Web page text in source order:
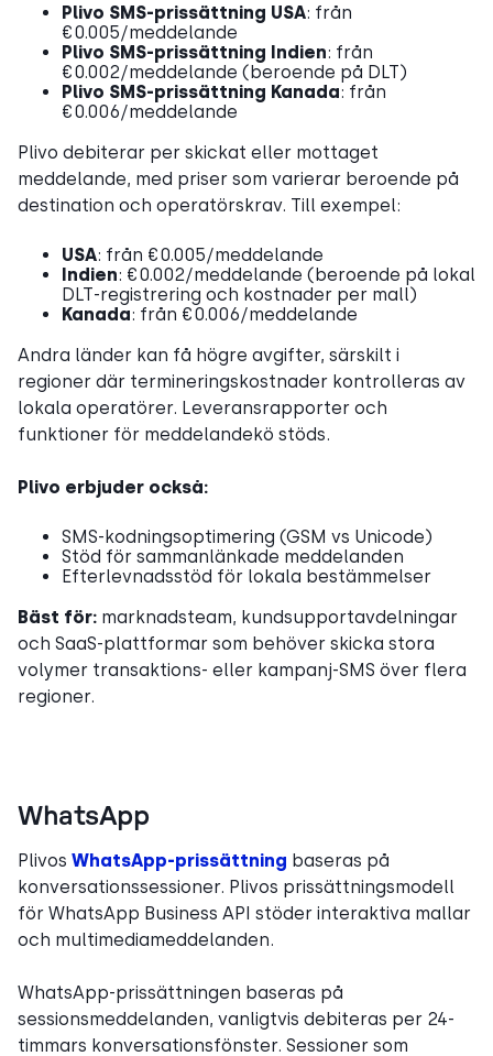
Plivo SMS-prissättning USA: från
€0.005/meddelande
Plivo SMS-prissättning Indien: från
€0.002/meddelande (beroende på DLT)
Plivo SMS-prissättning Kanada: från
€0.006/meddelande
Plivo debiterar per skickat eller mottaget
meddelande, med priser som varierar beroende på
destination och operatörskrav. Till exempel:
USA: från €0.005/meddelande
Indien: €0.002/meddelande (beroende på lokal
DLT-registrering och kostnader per mall)
Kanada: från €0.006/meddelande
Andra länder kan få högre avgifter, särskilt i
regioner där termineringskostnader kontrolleras av
lokala operatörer. Leveransrapporter och
funktioner för meddelandekö stöds.
Plivo erbjuder också:
SMS-kodningsoptimering (GSM vs Unicode)
Stöd för sammanlänkade meddelanden
Efterlevnadsstöd för lokala bestämmelser
Bäst för: marknadsteam, kundsupportavdelningar
och SaaS-plattformar som behöver skicka stora
volymer transaktions- eller kampanj-SMS över flera
regioner.
WhatsApp
Plivos WhatsApp-prissättning baseras på
konversationssessioner. Plivos prissättningsmodell
för WhatsApp Business API stöder interaktiva mallar
och multimediameddelanden.
WhatsApp-prissättningen baseras på
sessionsmeddelanden, vanligtvis debiteras per 24-
timmars konversationsfönster. Sessioner som